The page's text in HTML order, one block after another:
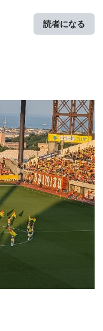
読者になる